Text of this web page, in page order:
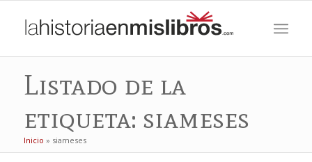
Listado de la
etiqueta: siameses
Inicio » siameses